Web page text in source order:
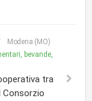
Modena (MO)
bevande,
tra
Consorzio